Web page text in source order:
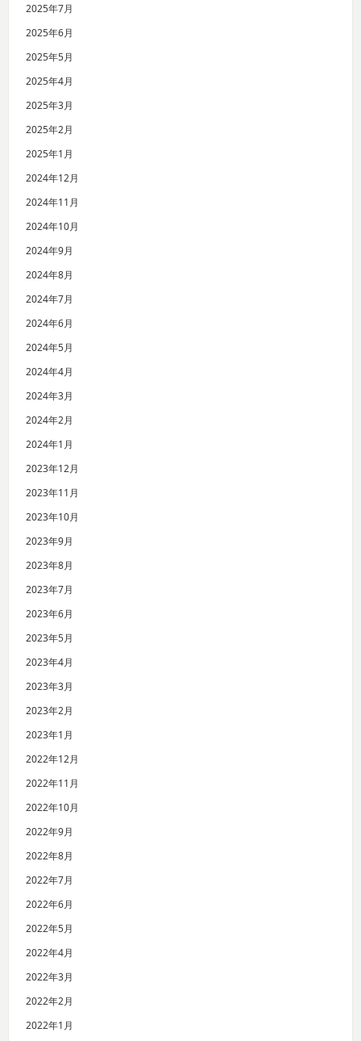
2025年7月
2025年6月
2025年5月
2025年4月
2025年3月
2025年2月
2025年1月
2024年12月
2024年11月
2024年10月
2024年9月
2024年8月
2024年7月
2024年6月
2024年5月
2024年4月
2024年3月
2024年2月
2024年1月
2023年12月
2023年11月
2023年10月
2023年9月
2023年8月
2023年7月
2023年6月
2023年5月
2023年4月
2023年3月
2023年2月
2023年1月
2022年12月
2022年11月
2022年10月
2022年9月
2022年8月
2022年7月
2022年6月
2022年5月
2022年4月
2022年3月
2022年2月
2022年1月